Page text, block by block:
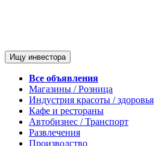
Ищу инвестора
Все объявления
Магазины / Розница
Индустрия красоты / здоровья
Кафе и рестораны
Автобизнес / Транспорт
Развлечения
Производство